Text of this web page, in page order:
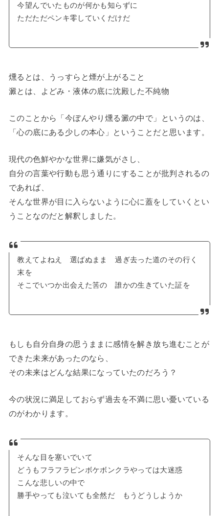
今望んでいたものが何かも知らずに
ただただペンキ零していくだけだ
燻るとは、うっすらと煙が上がること
澱とは、よどみ・液体の底に沈殿した不純物
このことから「今ぼんやり燻る澱の中で」というのは、
「心の底にある少しの本心」ということだと思います。
現代の色鮮やかな世界に嫌気がさし、
自分の言葉や行動も思う通りにすることが批判されるの
であれば、
そんな世界が目に入らないように心に蓋をしていくとい
うことなのだと解釈しました。
教えてよねえ 選ばぬまま 過ぎ去った道のその行く
末を
そこでいつか出会えた筈の 誰かの生きていた証を
もしも自分自身の思うままに感情を解き放ち進むことが
できた未来があったのなら、
その未来はどんな結果になっていたのだろう？
今の状況に満足しておらず過去を不満に思い憂いている
のがわかります。
そんな目を塞いでいて
どうもフラフラピンボケボンクラやっては大迷惑
こんな悲しいの中で
勝手やっても泣いても全然だ もうどうしようか